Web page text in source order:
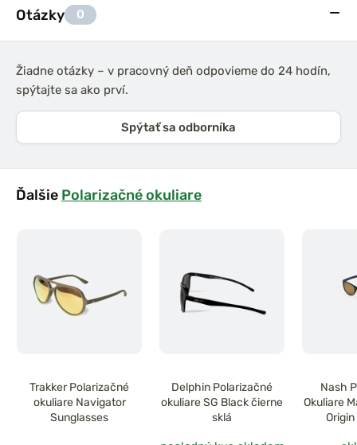
Otázky 0
Žiadne otázky – v pracovný deň odpovieme do 24 hodín,
spýtajte sa ako prví.
Spýtať sa odborníka
Ďalšie Polarizačné okuliare
Trakker Polarizačné
okuliare Navigator
Sunglasses
Delphin Polarizačné
okuliare SG Black čierne
sklá
Nash
Okuliare